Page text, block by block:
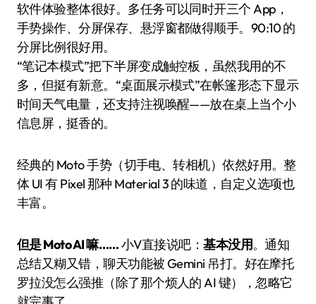
软件体验整体很好。多任务可以同时开三个 App，
手势操作、分屏保存、悬浮窗都做得顺手。90:10 的
分屏比例很好用。
“笔记本模式”把下半屏变成触控板，虽然我用的不
多，但挺有新意。“桌面展示模式”在帐篷形态下显示
时间天气电量，还支持注视唤醒——放在桌上当个小
信息屏，挺香的。
经典的 Moto 手势（切手电、转相机）依然好用。整
体 UI 有 Pixel 那种 Material 3 的味道，自定义选项也
丰富。
但是 Moto AI 嘛……小V直接说吧：基本没用。通知
总结又糊又错，聊天功能被 Gemini 吊打。好在摩托
罗拉没怎么强推（除了那个烦人的 AI 键），忽略它